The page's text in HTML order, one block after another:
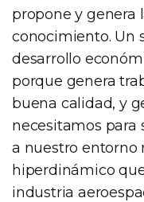
propone y genera
conocimiento. Un
desarrollo
porque genera
buena calidad, y
necesitamos para
a nuestro entorno
hiperdinámico
industria